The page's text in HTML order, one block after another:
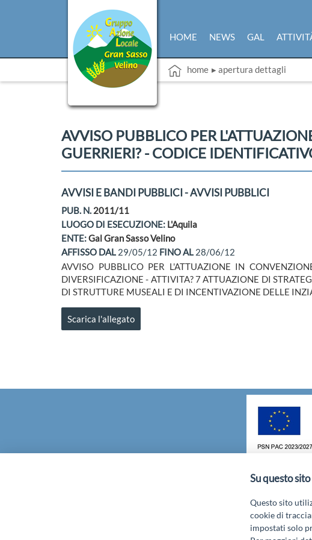
HOME NEWS GAL
home ▸ apertura dettagli
AVVISO PUBBLICO PER
GUERRIERI? - CODICE
AVVISI E BANDI PUBBLICI - AVVISI PUBBLICI
PUB. N. 2011/11
LUOGO DI ESECUZIONE: L'Aquila
ENTE:Gal Gran Sasso Velino
AFFISSO DAL 29/05/12 FINO AL 28/06/12
AVVISO PUBBLICO PER L'ATTUAZIONE IN
DIVERSIFICAZIONE - ATTIVITA? 7 ATTUAZIONE DI
DI STRUTTURE MUSEALI E DI INCENTIVAZIONE DELLE
Scarica l'allegato
Su questo
Questo sito
cookie di
impostati solo